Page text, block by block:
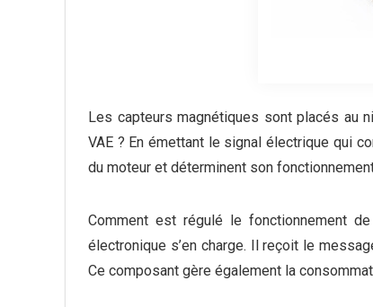
Les capteurs magnétiques sont placés au
VAE ? En émettant le signal électrique qui
du moteur et déterminent son
Comment est régulé le fonctionnement
électronique s’en charge. Il reçoit le
Ce composant gère également la